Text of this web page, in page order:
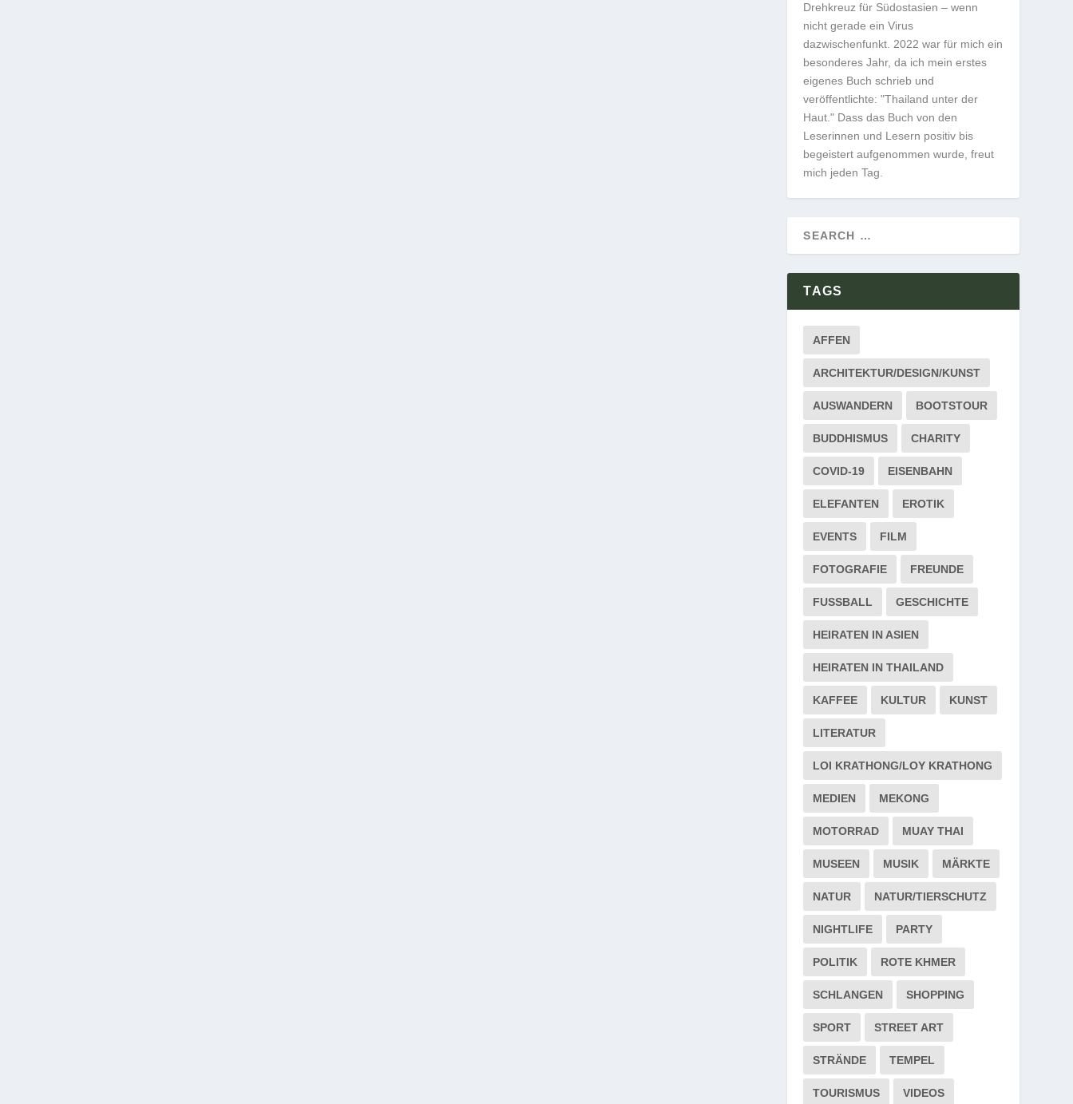
Drehkreuz für Südostasien – wenn
nicht gerade ein Virus
dazwischenfunkt. 2022 war für mich ein
besonderes Jahr, da ich mein erstes
eigenes Buch schrieb und
veröffentlichte: "Thailand unter der
Haut." Dass das Buch von den
Leserinnen und Lesern positiv bis
begeistert aufgenommen wurde, freut
mich jeden Tag.
TAGS
AFFEN
ARCHITEKTUR/DESIGN/KUNST
AUSWANDERN BOOTSTOUR
BUDDHISMUS CHARITY
COVID-19 EISENBAHN
ELEFANTEN EROTIK
EVENTS FILM
FOTOGRAFIE FREUNDE
FUSSBALL GESCHICHTE
HEIRATEN IN ASIEN
HEIRATEN IN THAILAND
KAFFEE KULTUR KUNST
LITERATUR
LOI KRATHONG/LOY KRATHONG
MEDIEN MEKONG
MOTORRAD MUAY THAI
MUSEEN MUSIK MÄRKTE
NATUR NATUR/TIERSCHUTZ
NIGHTLIFE PARTY
POLITIK ROTE KHMER
SCHLANGEN SHOPPING
SPORT STREET ART
STRÄNDE TEMPEL
TOURISMUS VIDEOS